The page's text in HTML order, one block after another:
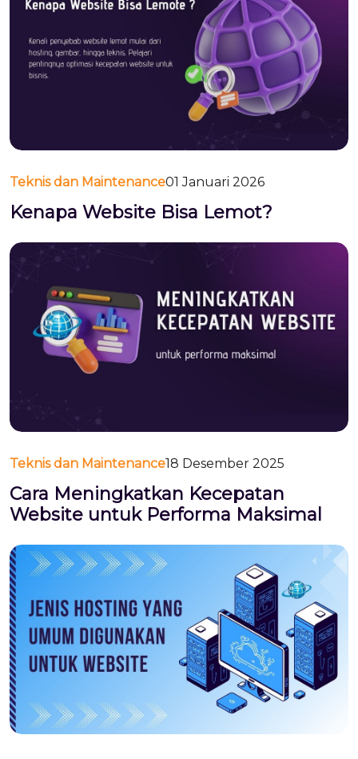
Teknis dan Maintenance01 Januari 2026
Kenapa Website Bisa Lemot?
Teknis dan Maintenance18 Desember 2025
Cara Meningkatkan Kecepatan
Website untuk Performa Maksimal